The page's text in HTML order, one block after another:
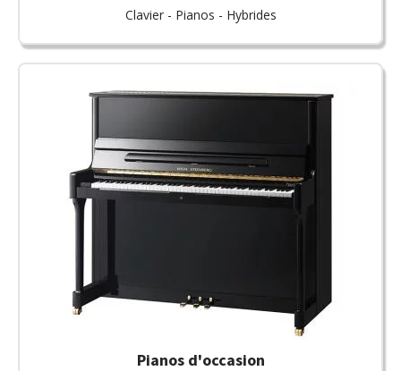
Clavier - Pianos - Hybrides
Pianos d'occasion